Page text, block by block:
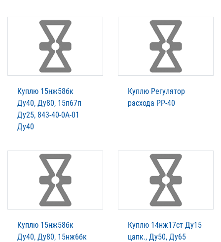
Куплю 15нж58бк
Ду40, Ду80, 15п67п
Ду25, 843-40-0А-01
Ду40
Куплю Регулятор
расхода РР-40
Куплю 15нж58бк
Ду40, Ду80, 15нж6бк
Куплю 14нж17ст Ду15
цапк., Ду50, Ду65